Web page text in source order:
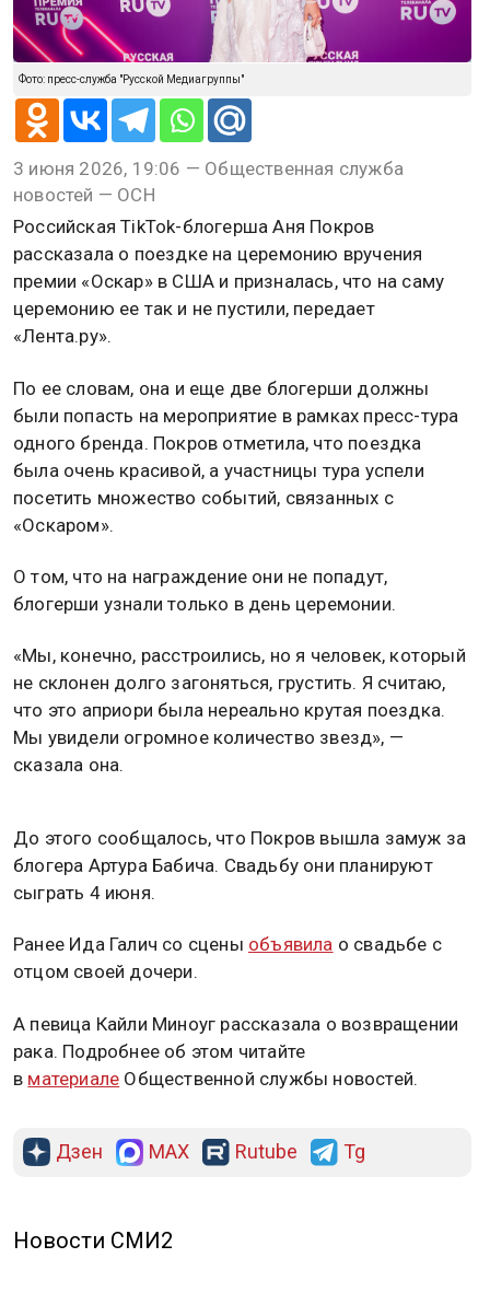
Фото: пресс-служба "Русской Медиагруппы"
3 июня 2026, 19:06 — Общественная служба
новостей — ОСН
Российская TikTok-блогерша Аня Покров
рассказала о поездке на церемонию вручения
премии «Оскар» в США и призналась, что на саму
церемонию ее так и не пустили, передает
«Лента.ру».
По ее словам, она и еще две блогерши должны
были попасть на мероприятие в рамках пресс-тура
одного бренда. Покров отметила, что поездка
была очень красивой, а участницы тура успели
посетить множество событий, связанных с
«Оскаром».
О том, что на награждение они не попадут,
блогерши узнали только в день церемонии.
«Мы, конечно, расстроились, но я человек, который
не склонен долго загоняться, грустить. Я считаю,
что это априори была нереально крутая поездка.
Мы увидели огромное количество звезд», —
сказала она.
До этого сообщалось, что Покров вышла замуж за
блогера Артура Бабича. Свадьбу они планируют
сыграть 4 июня.
Ранее Ида Галич со сцены объявила о свадьбе с
отцом своей дочери.
А певица Кайли Миноуг рассказала о возвращении
рака. Подробнее об этом читайте
в материале Общественной службы новостей.
Дзен MAX Rutube Tg
Новости СМИ2